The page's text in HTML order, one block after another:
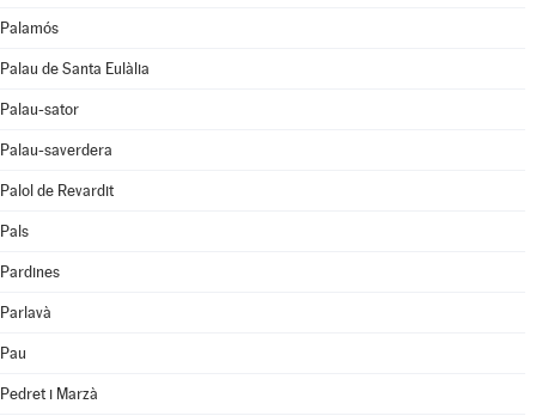
Palamós
Palau de Santa Eulàlia
Palau-sator
Palau-saverdera
Palol de Revardit
Pals
Pardines
Parlavà
Pau
Pedret i Marzà